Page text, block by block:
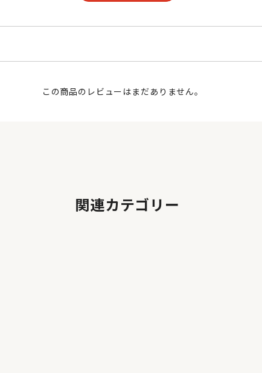
この商品のレビューはまだありません。
関連カテゴリー